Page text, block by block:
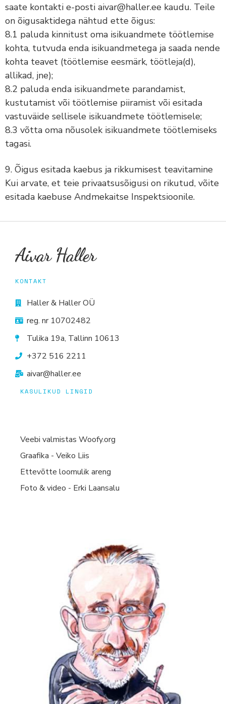
saate kontakti e-posti aivar@haller.ee kaudu. Teile
on õigusaktidega nähtud ette õigus:
8.1 paluda kinnitust oma isikuandmete töötlemise
kohta, tutvuda enda isikuandmetega ja saada nende
kohta teavet (töötlemise eesmärk, töötleja(d),
allikad, jne);
8.2 paluda enda isikuandmete parandamist,
kustutamist või töötlemise piiramist või esitada
vastuväide sellisele isikuandmete töötlemisele;
8.3 võtta oma nõusolek isikuandmete töötlemiseks
tagasi.
9. Õigus esitada kaebus ja rikkumisest teavitamine
Kui arvate, et teie privaatsusõigusi on rikutud, võite
esitada kaebuse Andmekaitse Inspektsioonile.
Aivar Haller
KONTAKT
Haller & Haller OÜ
reg. nr 10702482
Tulika 19a, Tallinn 10613
+372 516 2211
aivar@haller.ee
KASULIKUD LINGID
Veebi valmistas Woofy.org
Graafika - Veiko Liis
Ettevõtte loomulik areng
Foto & video - Erki Laansalu